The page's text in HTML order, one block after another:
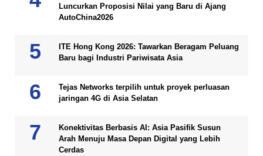
Luncurkan Proposisi Nilai yang Baru di Ajang
AutoChina2026
ITE Hong Kong 2026: Tawarkan Beragam Peluang
Baru bagi Industri Pariwisata Asia
Tejas Networks terpilih untuk proyek perluasan
jaringan 4G di Asia Selatan
Konektivitas Berbasis AI: Asia Pasifik Susun
Arah Menuju Masa Depan Digital yang Lebih
Cerdas